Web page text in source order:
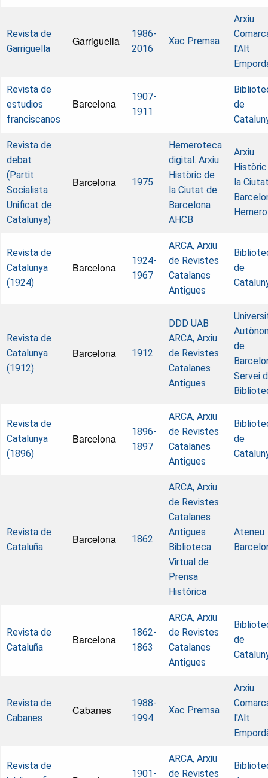
Revista de
Garriguella
Garriguella
1986-
2016
Xac Premsa
Arxiu
l'Alt
Revista de
estudios
franciscanos
Barcelona
1907-
1911
de
Revista de
debat
(Partit
Socialista
Unificat de
Catalunya)
Barcelona 1975
Hemeroteca
digital. Arxiu
Històric de
la Ciutat de
Barcelona
AHCB
Arxiu
la
Revista de
Catalunya
(1924)
Barcelona
1924-
1967
ARCA, Arxiu
de Revistes
Catalanes
Antigues
de
Revista de
Catalunya
(1912)
Barcelona 1912
DDD UAB
ARCA, Arxiu
de Revistes
Catalanes
Antigues
de
Servei
Revista de
Catalunya
(1896)
Barcelona
1896-
1897
ARCA, Arxiu
de Revistes
Catalanes
Antigues
de
Revista de
Cataluña
Barcelona 1862
ARCA, Arxiu
de Revistes
Catalanes
Antigues
Biblioteca
Virtual de
Prensa
Histórica
Ateneu
Revista de
Cataluña
Barcelona
1862-
1863
ARCA, Arxiu
de Revistes
Catalanes
Antigues
de
Revista de
Cabanes
Cabanes
1988-
1994
Xac Premsa
Arxiu
l'Alt
Revista de
1901-
ARCA, Arxiu
de Revistes